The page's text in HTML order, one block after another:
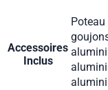
Accessoires
Inclus